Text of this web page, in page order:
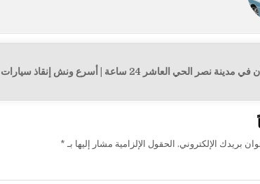
الحي العاشر 24 ساعة | أسرع ونش إنقاذ سيارات
بريدك الإلكتروني. الحقول الإلزامية مشار إليها بـ *